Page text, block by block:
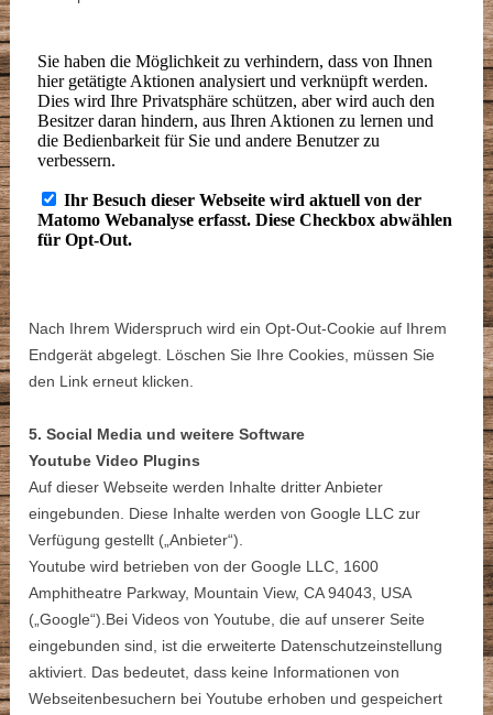
Nach Ihrem Widerspruch wird ein Opt-Out-Cookie auf Ihrem
Endgerät abgelegt. Löschen Sie Ihre Cookies, müssen Sie
den Link erneut klicken.
5. Social Media und weitere Software
Youtube Video Plugins
Auf dieser Webseite werden Inhalte dritter Anbieter
eingebunden. Diese Inhalte werden von Google LLC zur
Verfügung gestellt („Anbieter“).
Youtube wird betrieben von der Google LLC, 1600
Amphitheatre Parkway, Mountain View, CA 94043, USA
(„Google“).Bei Videos von Youtube, die auf unserer Seite
eingebunden sind, ist die erweiterte Datenschutzeinstellung
aktiviert. Das bedeutet, dass keine Informationen von
Webseitenbesuchern bei Youtube erhoben und gespeichert